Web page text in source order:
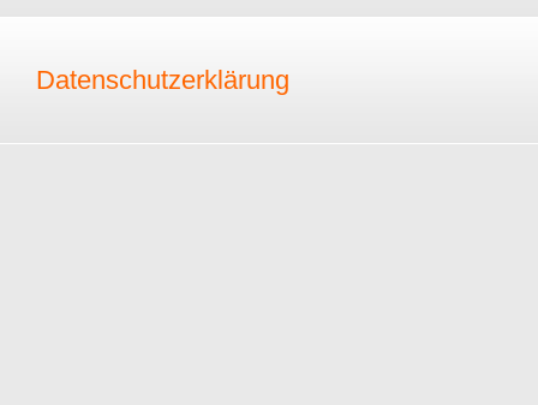
Datenschutzerklärung